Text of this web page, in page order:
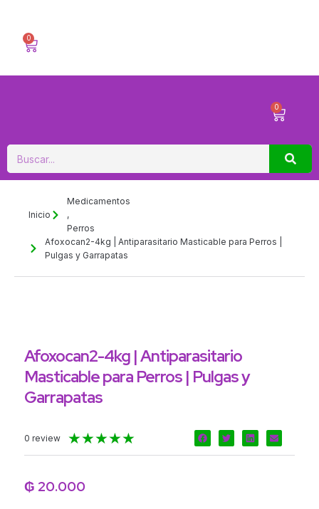
contenido
0
Carrito
0
Carrito
Buscar
Inicio
Medicamentos
,
Perros
Afoxocan2-4kg | Antiparasitario Masticable para Perros |
Pulgas y Garrapatas
Afoxocan2-4kg | Antiparasitario
Masticable para Perros | Pulgas y
Garrapatas
0 review ★★★★★
con
₲ 20.000